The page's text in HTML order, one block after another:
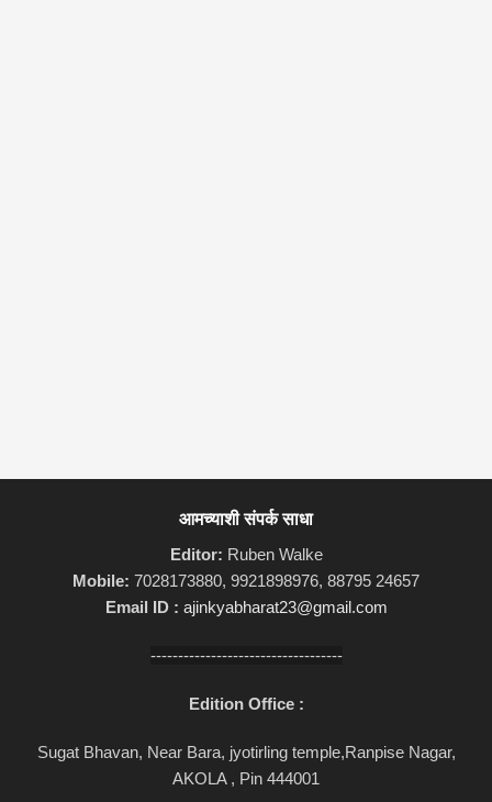
आमच्याशी संपर्क साधा
Editor: Ruben Walke
Mobile: 7028173880, 9921898976, 88795 24657
Email ID : ajinkyabharat23@gmail.com
-----------------------------------
Edition Office :
Sugat Bhavan, Near Bara, jyotirling temple,Ranpise Nagar,
AKOLA , Pin 444001